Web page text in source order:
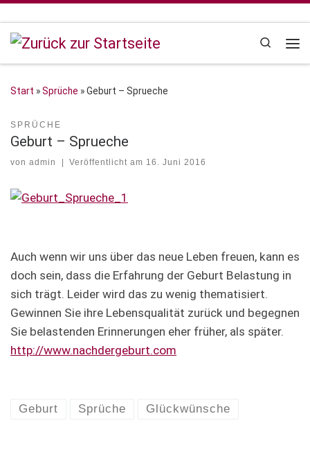
Search
Start »Sprüche »Geburt – Sprueche
SPRÜCHE
Geburt – Sprueche
von admin Veröffentlicht am 16. Juni 2016
Auch wenn wir uns über das neue Leben freuen, kann es
doch sein, dass die Erfahrung der Geburt Belastung in
sich trägt. Leider wird das zu wenig thematisiert.
Gewinnen Sie ihre Lebensqualität zurück und begegnen
Sie belastenden Erinnerungen eher früher, als später.
http://www.nachdergeburt.com
Geburt Sprüche Glückwünsche